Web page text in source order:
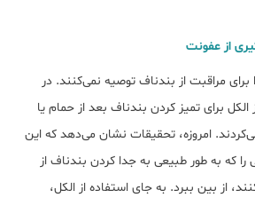
از عفونت
برای مراقبت از بندناف توصیه نمی‌کنند. در
الکل برای تمیز کردن بندناف بعد از حمام یا
امروزه، تحقیقات نشان می‌دهد که این
را که به طور طبیعی به جدا کردن بندناف از
از بین ببرد. به جای استفاده از الکل،